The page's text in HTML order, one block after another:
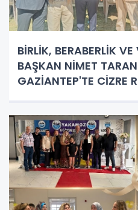
BİRLİK, BERABERLİK
BAŞKAN NİMET
GAZİANTEP'TE CİZRE